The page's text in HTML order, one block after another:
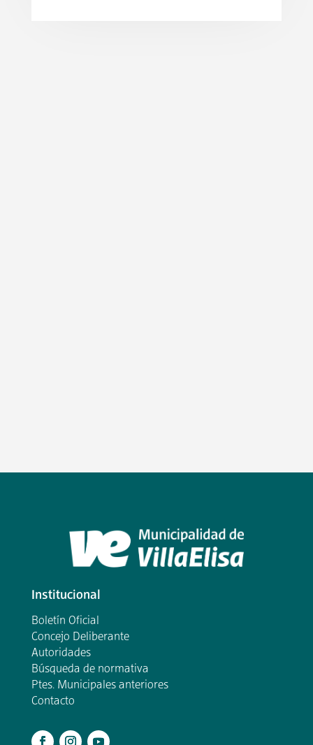
Institucional
Boletín Oficial
Concejo Deliberante
Autoridades
Búsqueda de normativa
Ptes. Municipales anteriores
Contacto